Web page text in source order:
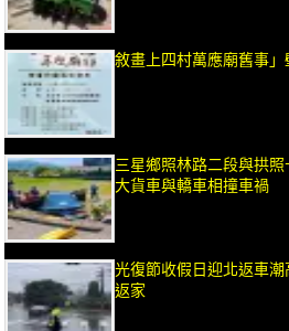
敘畫上四村萬應廟舊事
三星鄉照林路二段與拱
大貨車與轎車相撞車禍
光復節收假日迎北返車
返家